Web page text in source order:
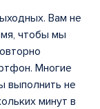
Вам не
чтобы мы
Многие
выполнить не
минут в